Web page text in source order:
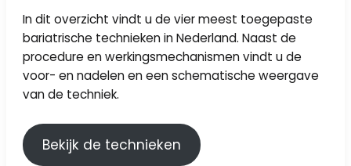
In dit overzicht vindt u de vier meest toegepaste
bariatrische technieken in Nederland. Naast de
procedure en werkingsmechanismen vindt u de
voor- en nadelen en een schematische weergave
van de techniek.
Bekijk de technieken